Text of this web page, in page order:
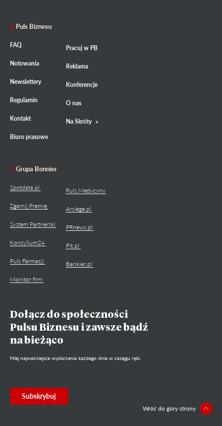
Puls Biznesu
FAQ
Notowania
Newslettery
Regulamin
Kontakt
Biuro prasowe
Pracuj w PB
Reklama
Konferencje
O nas
Na Skróty
Grupa Bonnier
Spotdata.pl
Zgarnij Premię
System Partnerski
Konsylium24
Puls Farmacji
Monitor firm
Puls Medycyny
Arslege.pl
PRnews.pl
Pit.pl
Bankier.pl
Dołącz do społeczności
Pulsu Biznesu i zawsze bądź
na bieżąco
Miej najważniejsze wydarzenia każdego dnia w zasięgu ręki.
Subskrybuj
Wróć do góry strony